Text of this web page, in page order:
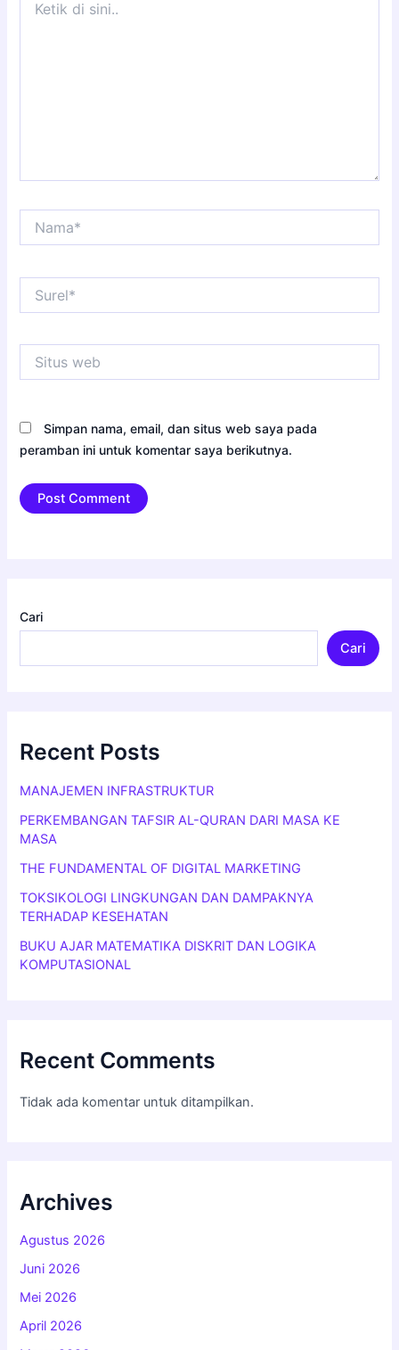
web
Simpan nama, email, dan situs web saya pada
peramban ini untuk komentar saya berikutnya.
Cari
Cari
Recent Posts
MANAJEMEN INFRASTRUKTUR
PERKEMBANGAN TAFSIR AL-QURAN DARI MASA KE
MASA
THE FUNDAMENTAL OF DIGITAL MARKETING
TOKSIKOLOGI LINGKUNGAN DAN DAMPAKNYA
TERHADAP KESEHATAN
BUKU AJAR MATEMATIKA DISKRIT DAN LOGIKA
KOMPUTASIONAL
Recent Comments
Tidak ada komentar untuk ditampilkan.
Archives
Agustus 2026
Juni 2026
Mei 2026
April 2026